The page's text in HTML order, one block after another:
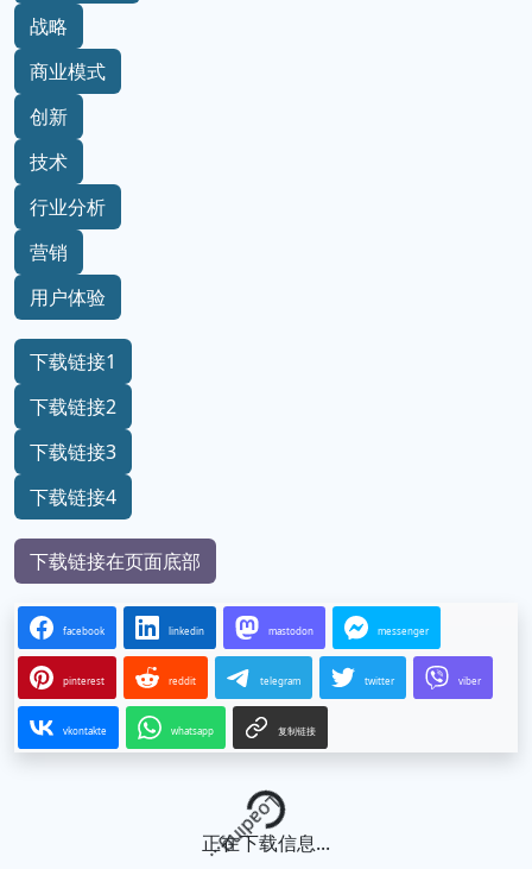
战略
商业模式
创新
技术
行业分析
营销
用户体验
下载链接1
下载链接2
下载链接3
下载链接4
下载链接在页面底部
facebook linkedin mastodon messenger
pinterest reddit telegram twitter viber
vkontakte whatsapp 复制链接
Loading...
正在下载信息...